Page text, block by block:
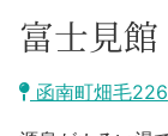
熱海市
沼津市
旅の計画
モデルコース
富士見館
函南町畑毛226